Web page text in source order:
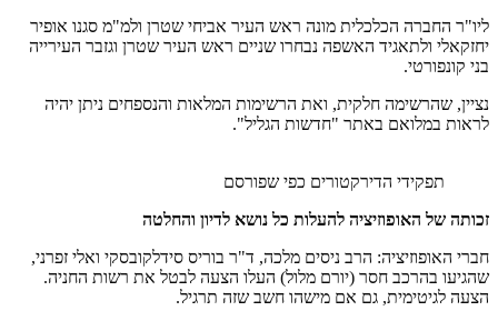
ליו"ר החברה הכלכלית מונה ראש העיר אביחי שטרן ולמ"מ סגנו אופיר
יחזקאלי ולתאגיד האשפה נבחרו שניים ראש העיר שטרן וגזבר העירייה
בני קונפורטי.
נציין, שהרשימה חלקית, ואת הרשימות המלאות והנספחים ניתן יהיה
לראות במלואם באתר "חדשות הגליל".
תפקידי הדירקטורים כפי שפורסם
זכותה של האופוזיציה להעלות כל נושא לדיון והחלטה
חברי האופוזיציה: הרב ניסים מלכה, ד"ר בוריס סידלקובסקי ואלי זפרני,
שהגיעו בהרכב חסר (יורם מלול) העלו הצעה לבטל את רשות החניה.
הצעה לגיטימית, גם אם מישהו חשב שזה תרגיל.